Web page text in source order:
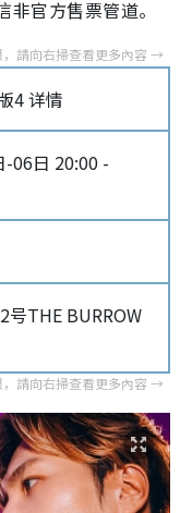
官方售票管道。
4 详情
06日 20:00 -
THE BURROW